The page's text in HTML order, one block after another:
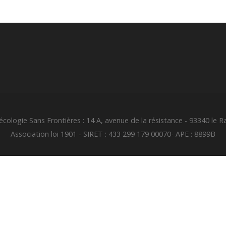
Sans Frontières : 14 A, avenue de la résistance - 93340 le
Association loi 1901 - SIRET : 433 299 179 00070- APE : 8899B